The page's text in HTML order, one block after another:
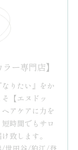
ー専門店】
りたい』をか
【エヌドッ
アケアに力を
時間でもサロ
致します。